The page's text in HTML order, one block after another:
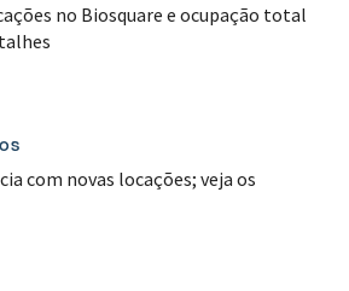
no Biosquare e ocupação total
com novas locações; veja os